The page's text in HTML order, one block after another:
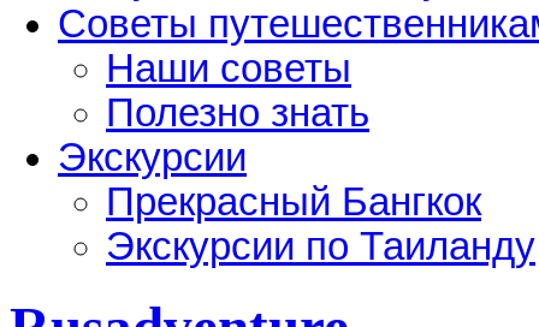
Советы
Наши советы
Полезно знать
Экскурсии
Прекрасный Бангкок
Экскурсии по Таиланду